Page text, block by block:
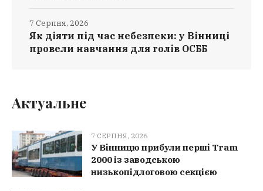
Як діяти під час небезпеки: у Вінниці
провели навчання для голів ОСББ
7 Серпня, 2026
Актуальне
7 СЕРПНЯ, 2026
У Вінницю прибули перші Tram
2000 із заводською
низькопідлоговою секцією